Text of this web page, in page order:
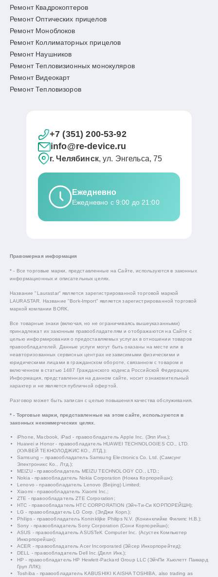
Ремонт Квадрокоптеров
Ремонт Оптических прицелов
Ремонт Моноблоков
Ремонт Коллиматорных прицелов
Ремонт Наушников
Ремонт Тепловизионных монокуляров
Ремонт Видеокарт
Ремонт Тепловизоров
+7 (351) 200-53-92
info@re-device.ru
г. Челябинск, ул. Энгельса, 75
Ежедневно
Ежедневно с 9:00 до 21:00
Правомерная информация
* - Все торговые марки, представленные на Сайте, используются в законных
информационных и описательных целях.
Название "Laurastar" является зарегистрированной торговой маркой
LAURASTAR. Название "Bork-Import" является зарегистрированной торговой
маркой компании BORK.
Все товарные знаки (включая, но не ограничиваясь вышеуказанными)
принадлежат их законным правообладателям и отображаются на Сайте с
целью информирования о предоставляемых услугах в отношении товаров
правообладателей. Данные услуги могут быть оказаны на месте или в
неавторизованных сервисных центрах независимыми физическими и
юридическими лицами в гражданском обороте, связанном с товаром и
включенном в статью 1487 Гражданского кодекса Российской Федерации.
Информация, представленная на данном сайте, носит ознакомительный
характер и не является публичной офертой.
Разговор может быть записан с целью повышения качества обслуживания.
* - Торговые марки, представленные на этом сайте, используются в
законных некоммерческих целях.
iPhone, Macbook, iPad - правообладатель Apple Inc. (Эпл Инк.);
Huawei и Honor - правообладатель HUAWEI TECHNOLOGIES CO., LTD.
(ХУАВЕЙ ТЕКНОЛОДЖИС КО., ЛТД.);
Samsung – правообладатель Samsung Electronics Co. Ltd. (Самсунг
Электроникс Ко., Лтд.);
MEIZU - правообладатель MEIZU TECHNOLOGY CO., LTD.;
Nokia - правообладатель Nokia Corporation (Нокиа Корпорейшн);
Lenovo - правообладатель Lenovo (Beijing) Limited;
Xiaomi - правообладатель Xiaomi Inc.;
ZTE - правообладатель ZTE Corporation;
HTC - правообладатель HTC CORPORATION (Эйч-Ти-Си КОРПОРЕЙШН);
LG - правообладатель LG Corp. (ЭлДжи Корп.);
Philips - правообладатель Koninklijke Philips N.V. (Конинклийке Филипс Н.В.);
Sony - правообладатель Sony Corporation (Сони Корпорейшн);
ASUS - правообладатель ASUSTeK Computer Inc. (Асустек Компьютер
Инкорпорейшн);
ACER - правообладатель Acer Incorporated (Эйсер Инкорпорейтед);
DELL - правообладатель Dell Inc.(Делл Инк.);
HP - правообладатель HP Hewlett-Packard Group LLC (ЭйчПи Хьюлетт Паккард
Груп ЛЛК);
Toshiba - правообладатель KABUSHIKI KAISHA TOSHIBA, also trading as